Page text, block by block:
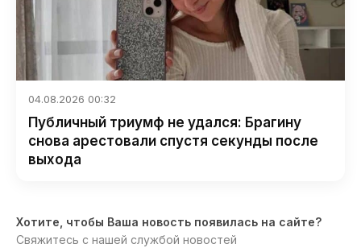
04.08.2026 00:32
Публичный триумф не удался: Брагину
снова арестовали спустя секунды после
выхода
Хотите, чтобы Ваша новость появилась на сайте?
Свяжитесь с нашей службой новостей